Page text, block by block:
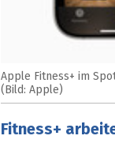
Apple Fitness+ im
(Bild: Apple)
Fitness+